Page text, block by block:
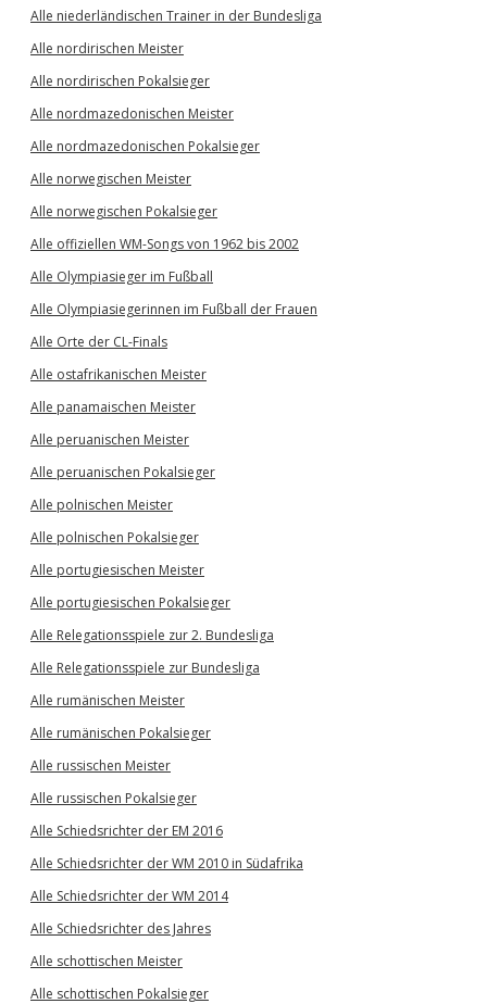
Alle niederländischen Trainer in der Bundesliga
Alle nordirischen Meister
Alle nordirischen Pokalsieger
Alle nordmazedonischen Meister
Alle nordmazedonischen Pokalsieger
Alle norwegischen Meister
Alle norwegischen Pokalsieger
Alle offiziellen WM-Songs von 1962 bis 2002
Alle Olympiasieger im Fußball
Alle Olympiasiegerinnen im Fußball der Frauen
Alle Orte der CL-Finals
Alle ostafrikanischen Meister
Alle panamaischen Meister
Alle peruanischen Meister
Alle peruanischen Pokalsieger
Alle polnischen Meister
Alle polnischen Pokalsieger
Alle portugiesischen Meister
Alle portugiesischen Pokalsieger
Alle Relegationsspiele zur 2. Bundesliga
Alle Relegationsspiele zur Bundesliga
Alle rumänischen Meister
Alle rumänischen Pokalsieger
Alle russischen Meister
Alle russischen Pokalsieger
Alle Schiedsrichter der EM 2016
Alle Schiedsrichter der WM 2010 in Südafrika
Alle Schiedsrichter der WM 2014
Alle Schiedsrichter des Jahres
Alle schottischen Meister
Alle schottischen Pokalsieger